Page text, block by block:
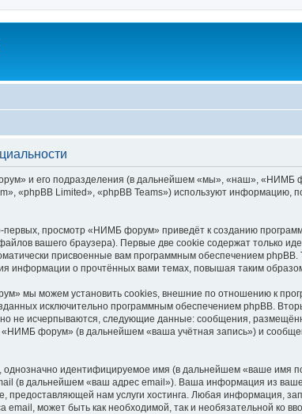
и его подразделения (в дальнейшем «мы», «наш», «НИМБ
«phpBB Limited», «phpBB Teams») используют информацию,
просмотр «НИМБ форум» приведёт к созданию
вашего браузера). Первые две cookie содержат только
присвоенные вам программным обеспечением
информации о прочтённых вами темах, повышая таким
мы можем установить cookies, внешние по отношению к
исключительно программным обеспечением phpBB.
не исчерпываются, следующие данные: сообщения,
форум» (в дальнейшем «ваша учётная запись») и
однозначно идентифицируемое имя (в дальнейшем «ваше имя
(в дальнейшем «ваш адрес email»). Ваша информация из
предоставляющей нам услуги хостинга. Любая информация,
email, может быть как необходимой, так и необязательной